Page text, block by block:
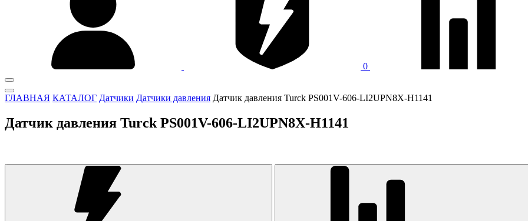
0
ГЛАВНАЯ КАТАЛОГ Датчики Датчики давления Датчик давления Turck PS001V-606-LI2UPN8X-H1141
Датчик давления Turck PS001V-606-LI2UPN8X-H1141